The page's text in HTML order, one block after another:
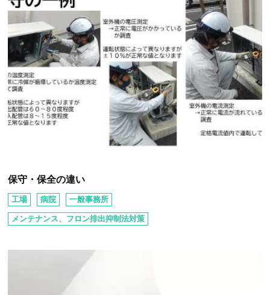
保守・保全の違い
工場 病院 ⼀般事務所
メンテナンス、フロン排出抑制法対策